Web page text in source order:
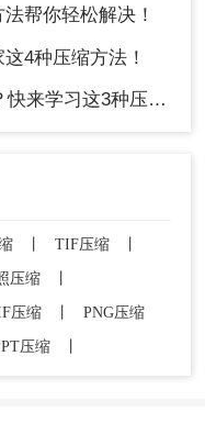
帮你轻松解决！
4种压缩方法！
习这3种压缩方法！
TIF压缩
压缩
压缩 丨
PNG压缩
压缩 丨